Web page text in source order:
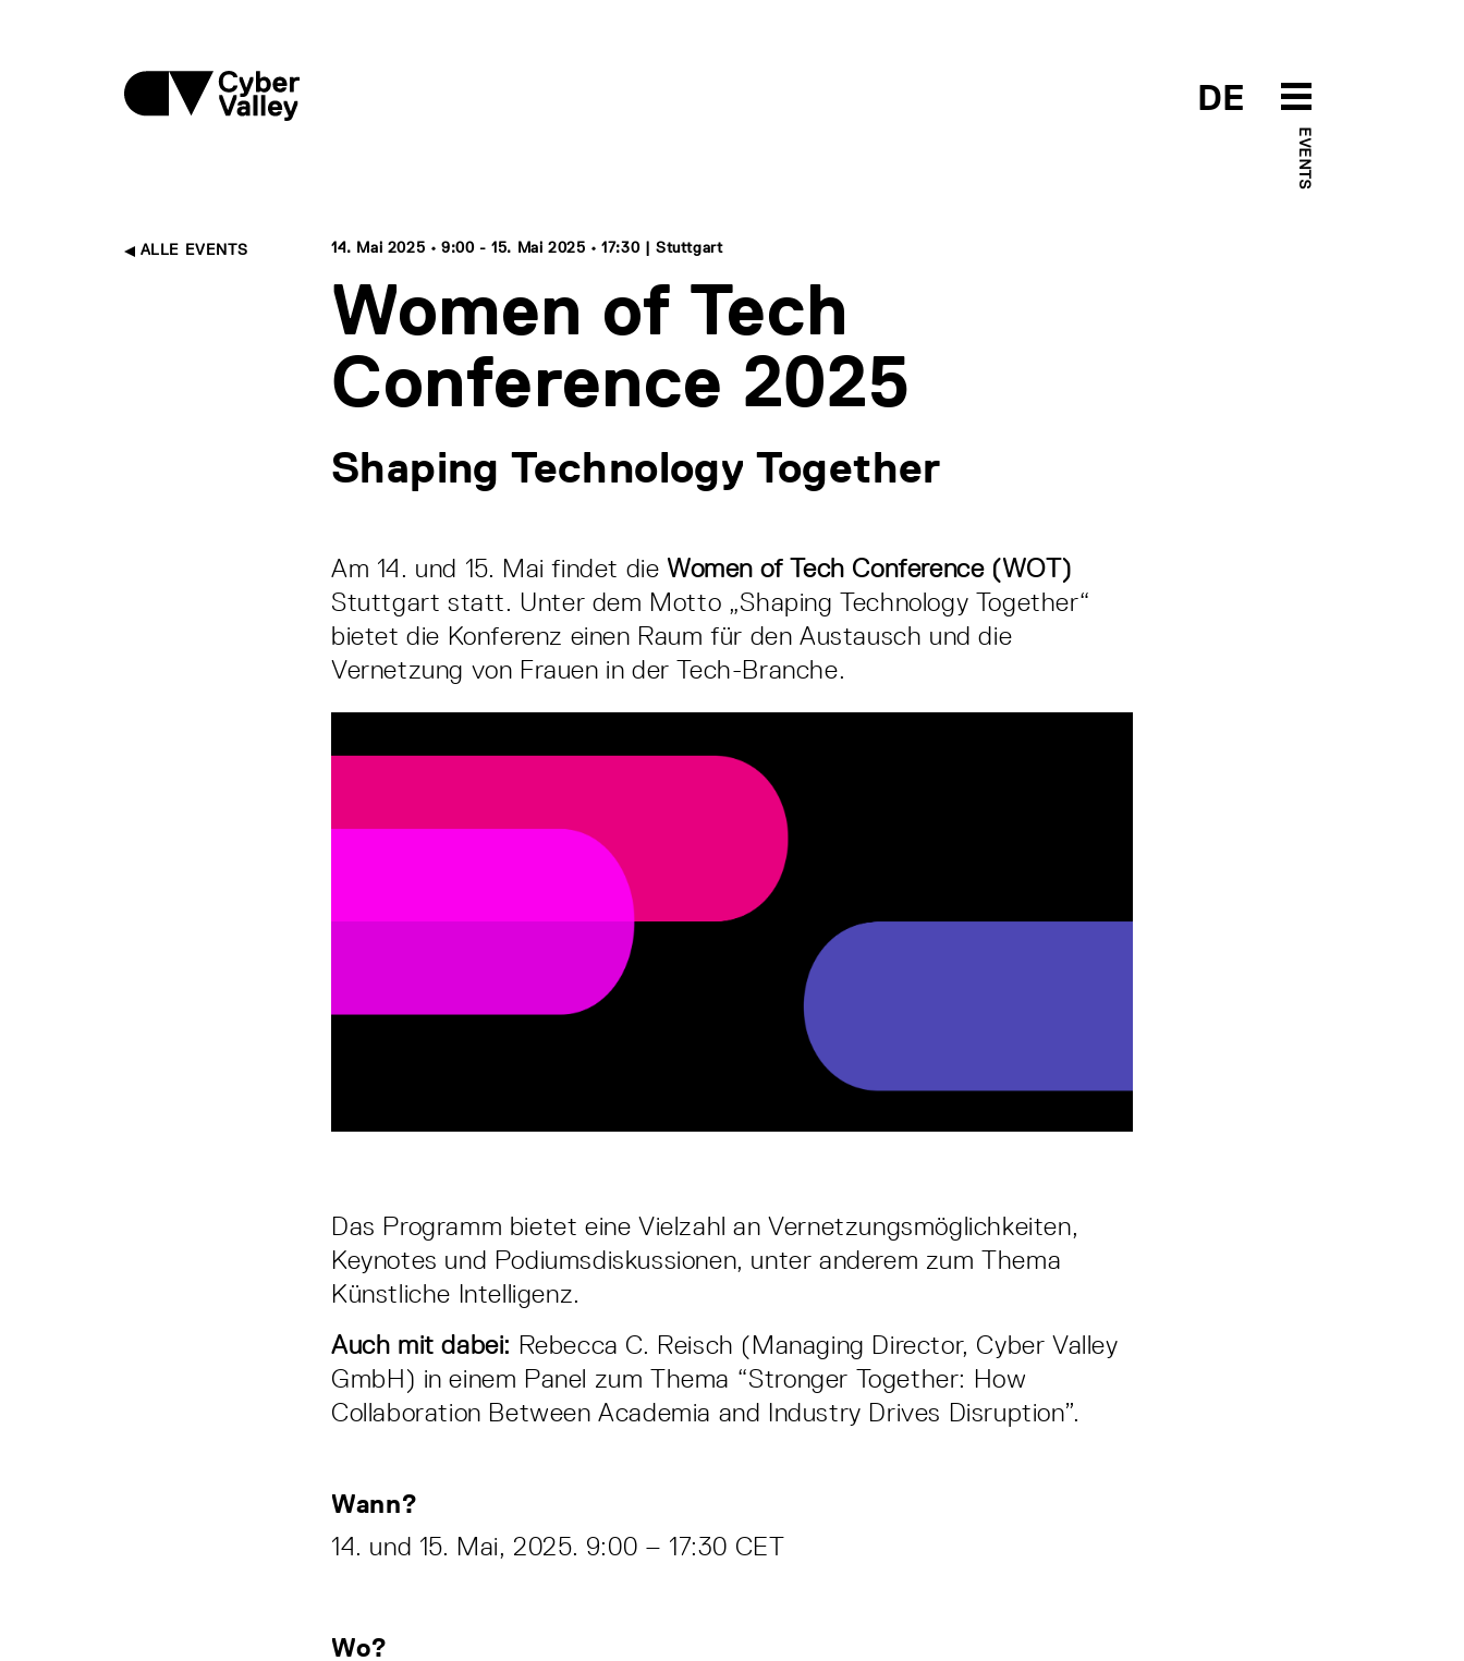
DE
EVENTS
ALLE EVENTS 14. Mai 2025 • 9:00 - 15. Mai 2025 • 17:30 | Stuttgart
Women of Tech
Conference 2025
Shaping Technology Together
Am 14. und 15. Mai findet die Women of Tech Conference (WOT)
Stuttgart statt. Unter dem Motto „Shaping Technology Together“
bietet die Konferenz einen Raum für den Austausch und die
Vernetzung von Frauen in der Tech-Branche.
Das Programm bietet eine Vielzahl an Vernetzungsmöglichkeiten,
Keynotes und Podiumsdiskussionen, unter anderem zum Thema
Künstliche Intelligenz.
Auch mit dabei: Rebecca C. Reisch (Managing Director, Cyber Valley
GmbH) in einem Panel zum Thema “Stronger Together: How
Collaboration Between Academia and Industry Drives Disruption”.
Wann?
14. und 15. Mai, 2025. 9:00 – 17:30 CET
Wo?